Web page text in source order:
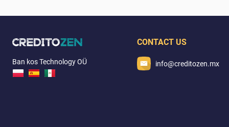
Ban kos Technology OÜ
CONTACT US
info@creditozen.mx